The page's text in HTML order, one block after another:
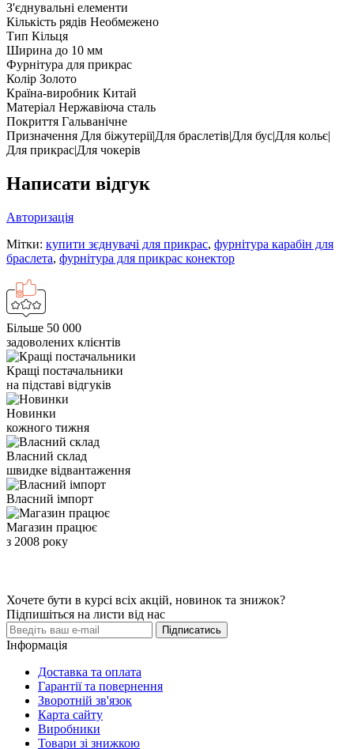
З'єднувальні елементи
Кількість рядів Необмежено
Тип Кільця
Ширина до 10 мм
Фурнітура для прикрас
Колір Золото
Країна-виробник Китай
Матеріал Нержавіюча сталь
Покриття Гальванічне
Призначення Для біжутерії|Для браслетів|Для бус|Для кольє|
Для прикрас|Для чокерів
Написати відгук
Авторизація
Мітки: купити зєднувачі для прикрас, фурнітура карабін для
браслета, фурнітура для прикрас конектор
Більше 50 000
задоволених клієнтів
Кращі постачальники
на підставі відгуків
Новинки
кожного тижня
Власний склад
швидке відвантаження
Власний імпорт
Магазин працює
з 2008 року
Хочете бути в курсі всіх акцій, новинок та знижок?
Підпишіться на листи від нас
Підписатись
Інформація
Доставка та оплата
Гарантії та повернення
Зворотній зв'язок
Карта сайту
Виробники
Товари зі знижкою